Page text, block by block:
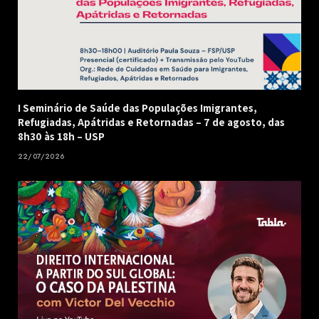
I Seminário de Saúde das Populações Imigrantes,
Refugiadas, Apátridas e Retornadas – 7 de agosto, das
8h30 às 18h – USP
22/07/2026